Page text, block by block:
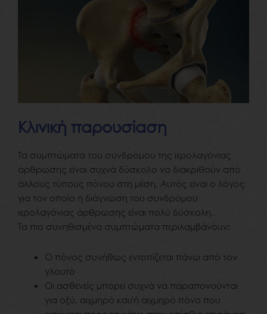
Κλινική παρουσίαση
Τα συμπτώματα του συνδρόμου της ιερολαγόνιας
άρθρωσης είναι συχνά δύσκολο να διακριθούν από
άλλους τύπους πόνου στη μέση. Αυτός είναι ο λόγος
για τον οποίο η διάγνωση του συνδρόμου
ιερολαγόνιας άρθρωσης είναι πολύ δύσκολη.
Τα πιο συνηθισμένα συμπτώματα περιλαμβάνουν:
Ο πόνος συνήθως εντοπίζεται πάνω από τον
γλουτό
Οι ασθενείς μπορεί συχνά να παραπονούνται
για οξύ, αιχμηρό και/ή αιχμηρό πόνο που